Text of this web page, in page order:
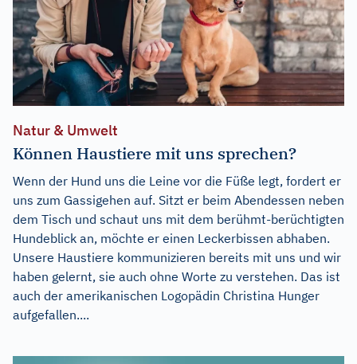
Natur & Umwelt
Können Haustiere mit uns sprechen?
Wenn der Hund uns die Leine vor die Füße legt, fordert er
uns zum Gassigehen auf. Sitzt er beim Abendessen neben
dem Tisch und schaut uns mit dem berühmt-berüchtigten
Hundeblick an, möchte er einen Leckerbissen abhaben.
Unsere Haustiere kommunizieren bereits mit uns und wir
haben gelernt, sie auch ohne Worte zu verstehen. Das ist
auch der amerikanischen Logopädin Christina Hunger
aufgefallen....